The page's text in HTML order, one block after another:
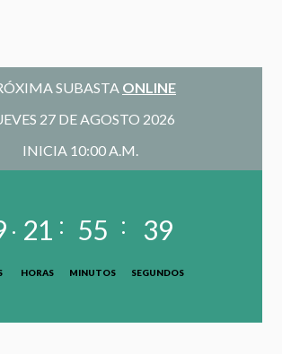
SUBASTA ONLINE
27 DE AGOSTO 2026
INICIA 10:00 A.M.
. 21
HORAS
: 55
MINUTOS
: 38
SEGUNDOS